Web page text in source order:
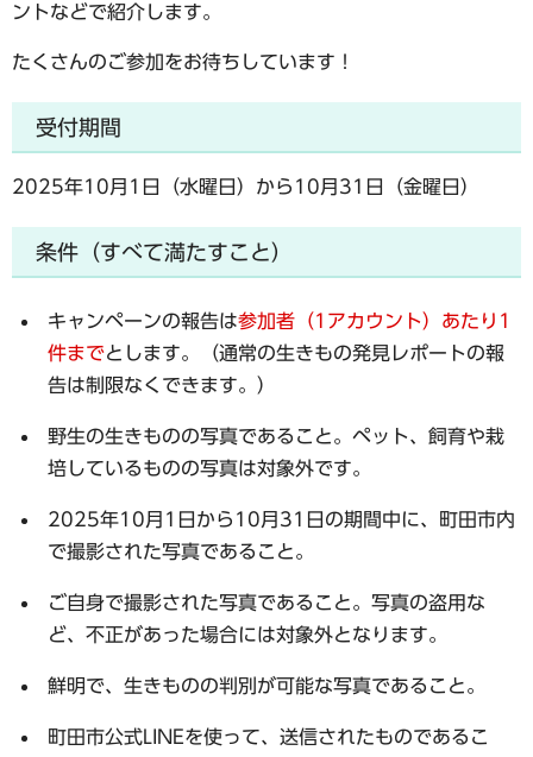
ントなどで紹介します。
たくさんのご参加をお待ちしています！
受付期間
2025年10月1日（水曜日）から10月31日（金曜日）
条件（すべて満たすこと）
キャンペーンの報告は参加者（1アカウント）あたり1
件までとします。（通常の生きもの発見レポートの報
告は制限なくできます。）
野生の生きものの写真であること。ペット、飼育や栽
培しているものの写真は対象外です。
2025年10月1日から10月31日の期間中に、町田市内
で撮影された写真であること。
ご自身で撮影された写真であること。写真の盗用な
ど、不正があった場合には対象外となります。
鮮明で、生きものの判別が可能な写真であること。
町田市公式LINEを使って、送信されたものであるこ